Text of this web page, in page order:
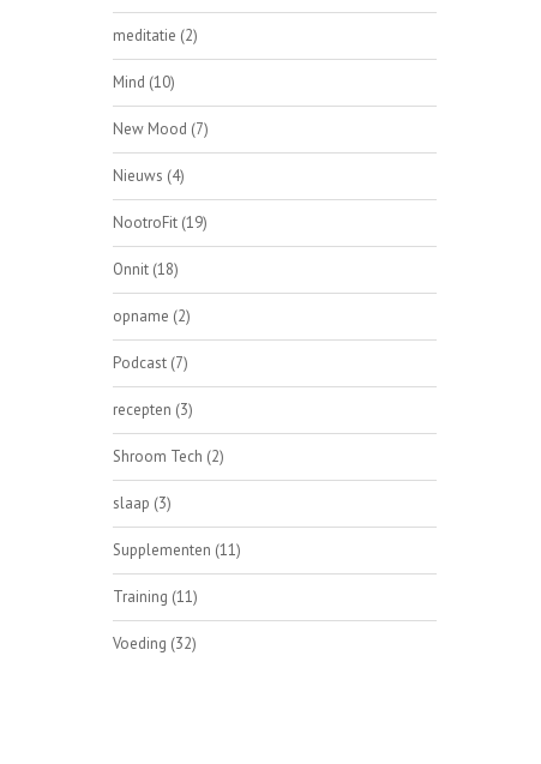
meditatie (2)
Mind (10)
New Mood (7)
Nieuws (4)
NootroFit (19)
Onnit (18)
opname (2)
Podcast (7)
recepten (3)
Shroom Tech (2)
slaap (3)
Supplementen (11)
Training (11)
Voeding (32)